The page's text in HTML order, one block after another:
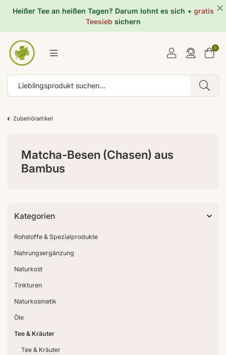
Heißer Tee an heißen Tagen? Darum lohnt es sich + gratis
Teesieb sichern
0
Zubehörartikel
Matcha-Besen (Chasen) aus
Bambus
Kategorien
Rohstoffe & Spezialprodukte
Nahrungsergänzung
Naturkost
Tinkturen
Naturkosmetik
Öle
Tee & Kräuter
Tee & Kräuter